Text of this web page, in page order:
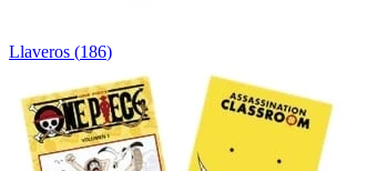
Llaveros (186)